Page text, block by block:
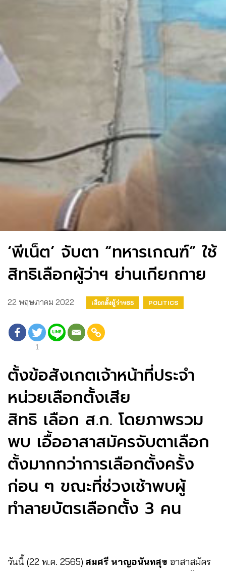
‘พีเน็ต’ จับตา “ทหารเกณฑ์” ใช้
สิทธิเลือกผู้ว่าฯ ย่านเกียกกาย
22 พฤษภาคม 2022 เลือกตั้งผู้ว่าฯ65 POLITICS
1
ตั้งข้อสังเกตเจ้าหน้าที่ประจำ
หน่วยเลือกตั้งเสีย
สิทธิ เลือก ส.ก. โดยภาพรวม
พบ เอื้ออาสาสมัครจับตาเลือก
ตั้งมากกว่าการเลือกตั้งครั้ง
ก่อน ๆ ขณะที่ช่วงเช้าพบผู้
ทำลายบัตรเลือกตั้ง 3 คน
วันนี้ (22 พ.ค. 2565) สมศรี หาญอนันทสุข อาสาสมัคร